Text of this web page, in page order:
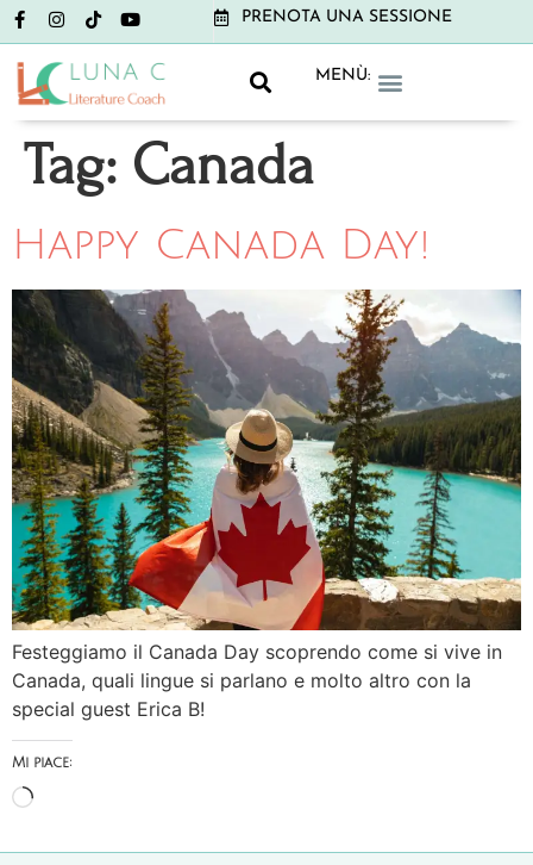
PRENOTA UNA SESSIONE
MENÙ:
Tag: Canada
Happy Canada Day!
Festeggiamo il Canada Day scoprendo come si vive in
Canada, quali lingue si parlano e molto altro con la
special guest Erica B!
Mi piace: